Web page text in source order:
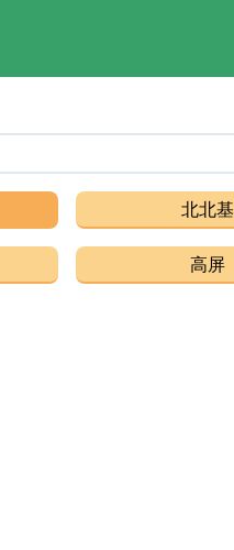
北北基
高屏